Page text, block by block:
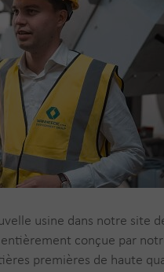
usine dans notre site
conçue par
premières de haute